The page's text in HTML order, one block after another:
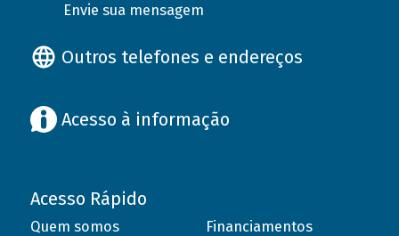
Envie sua mensagem
Outros telefones e endereços
Acesso à informação
Acesso Rápido
Quem somos
Financiamentos